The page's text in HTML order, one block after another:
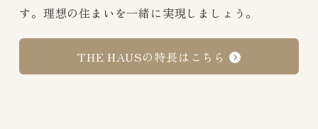
す。理想の住まいを一緒に実現しましょう。
THE HAUSの特長はこちら